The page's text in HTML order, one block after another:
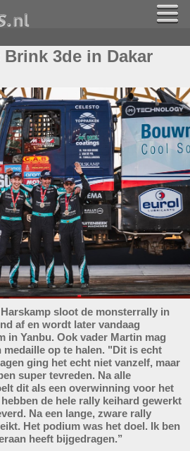
3de in Dakar
sloot de monsterrally in
af en wordt later vandaag
in Yanbu. Ook vader Martin mag
medaille op te halen. "Dit is echt
ging het echt niet vanzelf, maar
super tevreden. Na alle
dit als een overwinning voor het
de hele rally keihard gewerkt
Na een lange, zware rally
Het podium was het doel. Ik ben
heeft bijgedragen.’’